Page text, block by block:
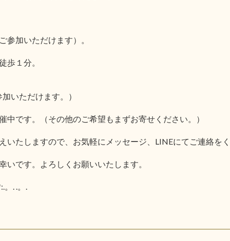
参加いただけます）。
１分。
いただけます。）
です。（その他のご希望もまずお寄せください。）
たしますので、お気軽にメッセージ、LINEにてご連絡をく
です。よろしくお願いいたします。
。. .。.